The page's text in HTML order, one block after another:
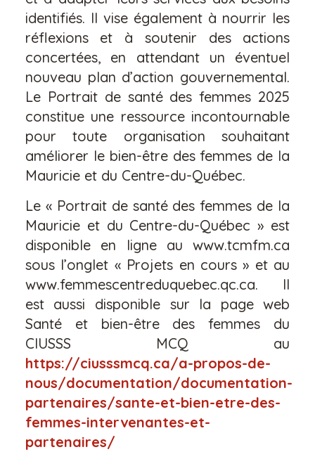
identifiés. Il vise également à nourrir les
réflexions et à soutenir des actions
concertées, en attendant un éventuel
nouveau plan d’action gouvernemental.
Le Portrait de santé des femmes 2025
constitue une ressource incontournable
pour toute organisation souhaitant
améliorer le bien-être des femmes de la
Mauricie et du Centre-du-Québec.
Le « Portrait de santé des femmes de la
Mauricie et du Centre-du-Québec » est
disponible en ligne au www.tcmfm.ca
sous l’onglet « Projets en cours » et au
www.femmescentreduquebec.qc.ca. Il
est aussi disponible sur la page web
Santé et bien-être des femmes du
CIUSSS MCQ au
https://ciusssmcq.ca/a-propos-de-
nous/documentation/documentation-
partenaires/sante-et-bien-etre-des-
femmes-intervenantes-et-
partenaires/